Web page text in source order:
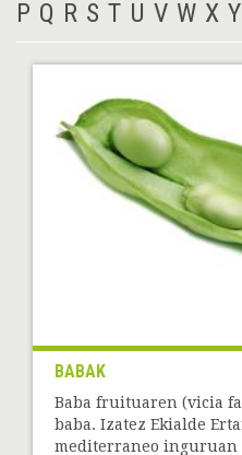
P Q R S T U V W X Y
BABAK
Baba fruituaren (vicia
baba. Izatez Ekialde
mediterraneo inguruan